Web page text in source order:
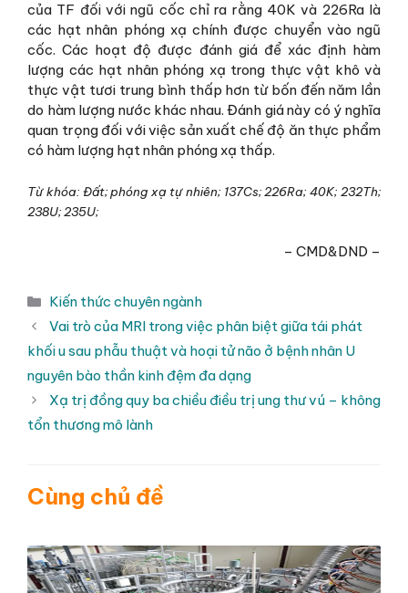
của TF đối với ngũ cốc chỉ ra rằng 40K và 226Ra là
các hạt nhân phóng xạ chính được chuyển vào ngũ
cốc. Các hoạt độ được đánh giá để xác định hàm
lượng các hạt nhân phóng xạ trong thực vật khô và
thực vật tươi trung bình thấp hơn từ bốn đến năm lần
do hàm lượng nước khác nhau. Đánh giá này có ý nghĩa
quan trọng đối với việc sản xuất chế độ ăn thực phẩm
có hàm lượng hạt nhân phóng xạ thấp.
Từ khóa: Đất; phóng xạ tự nhiên; 137Cs; 226Ra; 40K; 232Th;
238U; 235U;
– CMD&DND –
Danh
mục
Kiến thức chuyên ngành
Vai trò của MRI trong việc phân biệt giữa tái phát
khối u sau phẫu thuật và hoại tử não ở bệnh nhân U
nguyên bào thần kinh đệm đa dạng
Xạ trị đồng quy ba chiều điều trị ung thư vú – không
tổn thương mô lành
Cùng chủ đề